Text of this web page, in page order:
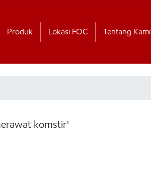
Produk Lokasi FOC Tentang Kami
komstir'